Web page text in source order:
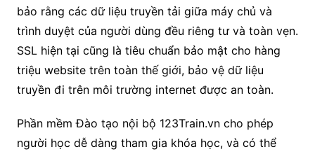
bảo rằng các dữ liệu truyền tải giữa máy chủ và
trình duyệt của người dùng đều riêng tư và toàn vẹn.
SSL hiện tại cũng là tiêu chuẩn bảo mật cho hàng
triệu website trên toàn thế giới, bảo vệ dữ liệu
truyền đi trên môi trường internet được an toàn.
Phần mềm Đào tạo nội bộ 123Train.vn cho phép
người học dễ dàng tham gia khóa học, và có thể